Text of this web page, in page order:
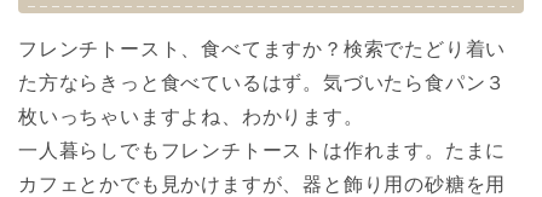
フレンチトースト、食べてますか？検索でたどり着い
た方ならきっと食べているはず。気づいたら食パン３
枚いっちゃいますよね、わかります。
一人暮らしでもフレンチトーストは作れます。たまに
カフェとかでも見かけますが、器と飾り用の砂糖を用